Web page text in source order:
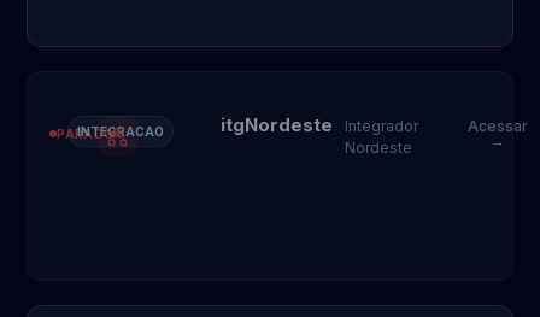
PARADO
INTEGRACAO itgNordeste
Integrador
Nordeste
Acessar
→